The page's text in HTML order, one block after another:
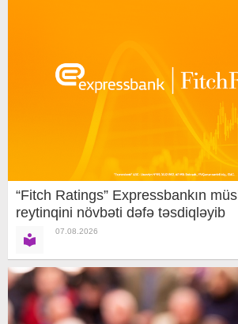
“Fitch Ratings” Expressbankın
reytinqini növbəti dəfə təsdiqləyib
07.08.2026